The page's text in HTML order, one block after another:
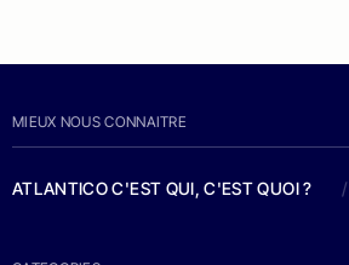
MIEUX NOUS CONNAITRE
ATLANTICO C'EST QUI, C'EST QUOI ? /